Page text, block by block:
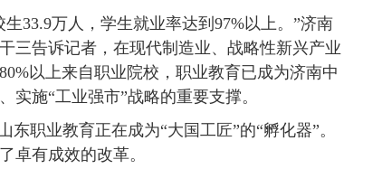
33.9万人，学生就业率达到97%以上。”济南
三告诉记者，在现代制造业、战略性新兴产业
以上来自职业院校，职业教育已成为济南中
实施“工业强市”战略的重要支撑。
东职业教育正在成为“大国工匠”的“孵化器”。
卓有成效的改革。